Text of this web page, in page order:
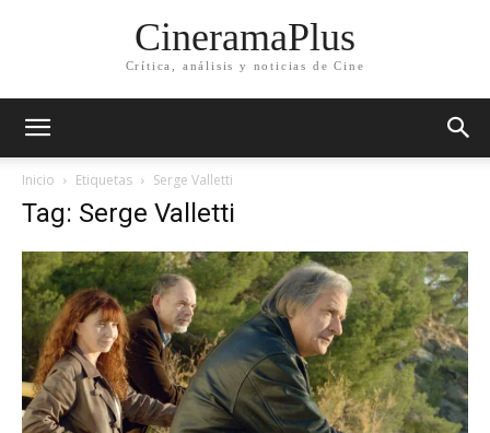
CineramaPlus
Crítica, análisis y noticias de Cine
Inicio Etiquetas Serge Valletti
Tag: Serge Valletti